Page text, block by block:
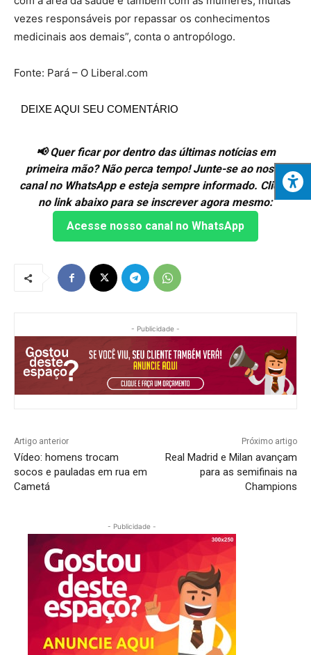
vezes responsáveis por repassar os conhecimentos
medicinais aos demais”, conta o antropólogo.
Fonte: Pará – O Liberal.com
DEIXE AQUI SEU COMENTÁRIO
📢 Quer ficar por dentro das últimas notícias em
primeira mão? Não perca tempo! Junte-se ao nosso
canal no WhatsApp e esteja sempre informado. Clique
no link abaixo para se inscrever agora mesmo:
Acesse nosso canal no WhatsApp
- Publicidade -
Artigo anterior
Vídeo: homens trocam
socos e pauladas em rua em
Cametá
Próximo artigo
Real Madrid e Milan avançam
para as semifinais na
Champions
- Publicidade -